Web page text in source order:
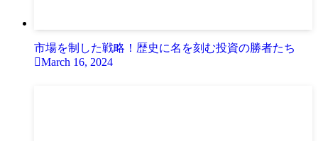
市場を制した戦略！歴史に名を刻む投資の勝者たち
March 16, 2024